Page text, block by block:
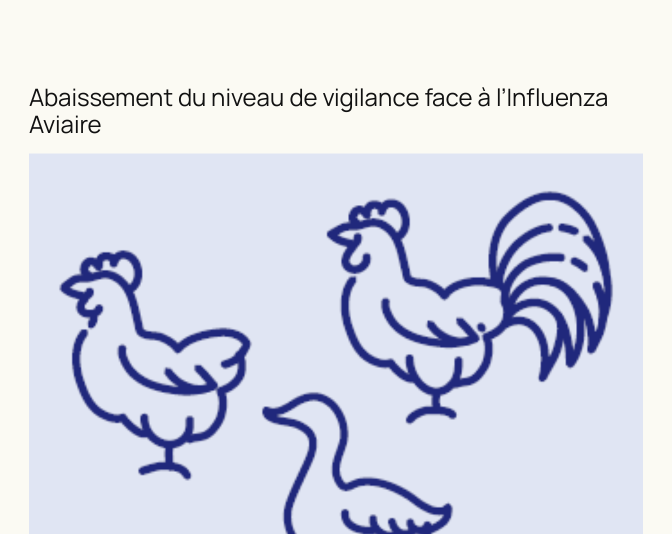
Abaissement du niveau de vigilance face à l’Influenza
Aviaire